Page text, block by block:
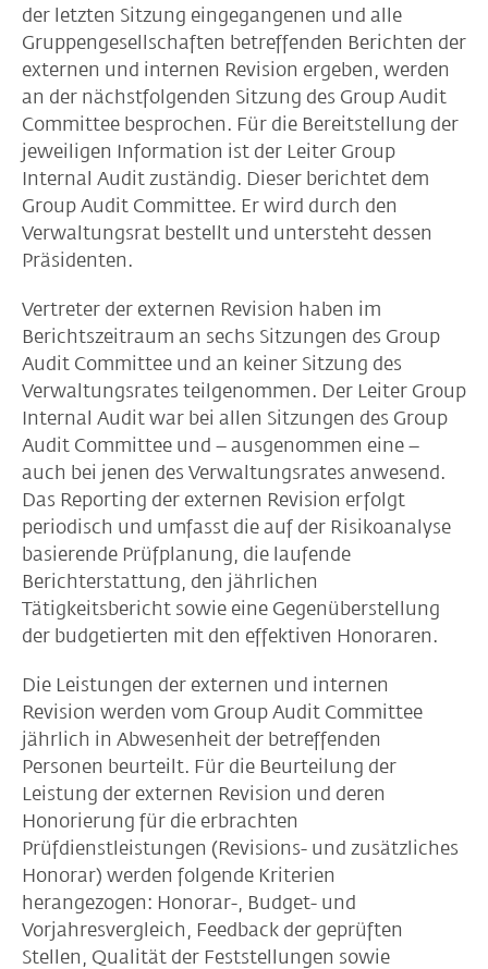
der letzten Sitzung eingegangenen und alle
Gruppengesellschaften betreffenden Berichten der
externen und internen Revision ergeben, werden
an der nächstfolgenden Sitzung des Group Audit
Committee besprochen. Für die Bereitstellung der
jeweiligen Information ist der Leiter Group
Internal Audit zuständig. Dieser berichtet dem
Group Audit Committee. Er wird durch den
Verwaltungsrat bestellt und untersteht dessen
Präsidenten.
Vertreter der externen Revision haben im
Berichtszeitraum an sechs Sitzungen des Group
Audit Committee und an keiner Sitzung des
Verwaltungsrates teilgenommen. Der Leiter Group
Internal Audit war bei allen Sitzungen des Group
Audit Committee und – ausgenommen eine –
auch bei jenen des Verwaltungsrates anwesend.
Das Reporting der externen Revision erfolgt
periodisch und umfasst die auf der Risikoanalyse
basierende Prüfplanung, die laufende
Berichterstattung, den jährlichen
Tätigkeitsbericht sowie eine Gegenüberstellung
der budgetierten mit den effektiven Honoraren.
Die Leistungen der externen und internen
Revision werden vom Group Audit Committee
jährlich in Abwesenheit der betreffenden
Personen beurteilt. Für die Beurteilung der
Leistung der externen Revision und deren
Honorierung für die erbrachten
Prüfdienstleistungen (Revisions- und zusätzliches
Honorar) werden folgende Kriterien
herangezogen: Honorar-, Budget- und
Vorjahresvergleich, Feedback der geprüften
Stellen, Qualität der Feststellungen sowie